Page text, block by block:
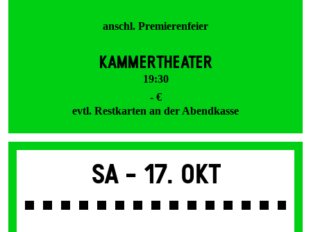
anschl. Premierenfeier
KAMMERTHEATER
19:30
- €
evtl. Restkarten an der Abendkasse
Sa - 17. Okt